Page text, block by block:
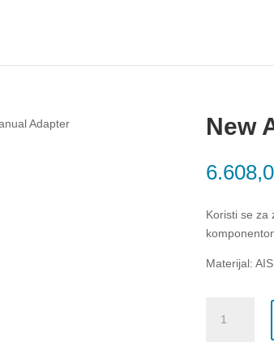
Adapter New
Koristi se za
Materijal:
Ancorvis